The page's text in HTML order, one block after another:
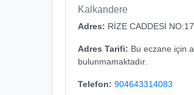
Kalkandere
Adres: RİZE CADDESİ
Adres Tarifi: Bu eczane için
bulunmamaktadır.
Telefon: 904643314083